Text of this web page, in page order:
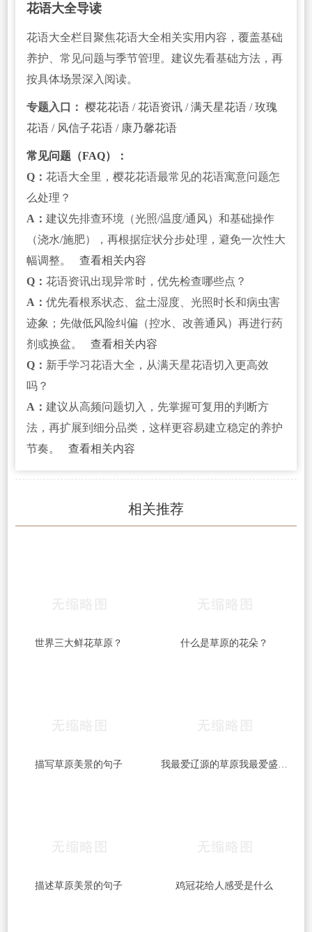
花语大全导读
花语大全栏目聚焦花语大全相关实用内容，覆盖基础
养护、常见问题与季节管理。建议先看基础方法，再
按具体场景深入阅读。
专题入口： 樱花花语/花语资讯/满天星花语/玫瑰
花语/ 风信子花语/ 康乃馨花语
常见问题（FAQ）：
Q： 花语大全里，樱花花语最常见的花语寓意问题怎
么处理？
A： 建议先排查环境（光照/温度/通风）和基础操作
（浇水/施肥），再根据症状分步处理，避免一次性大
幅调整。
查看相关内容
Q： 花语资讯出现异常时，优先检查哪些点？
A： 优先看根系状态、盆土湿度、光照时长和病虫害
迹象；先做低风险纠偏（控水、改善通风）再进行药
剂或换盆。
查看相关内容
Q： 新手学习花语大全，从满天星花语切入更高效
吗？
A： 建议从高频问题切入，先掌握可复用的判断方
法，再扩展到细分品类，这样更容易建立稳定的养护
节奏。
查看相关内容
相关推荐
世界三大鲜花草原？ 什么是草原的花朵？
描写草原美景的句子 我最爱辽源的草原我最爱盛开的鲜花的歌名？
描述草原美景的句子 鸡冠花给人感受是什么